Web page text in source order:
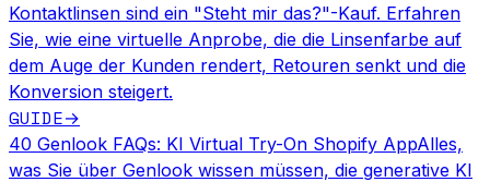
Kontaktlinsen sind ein "Steht mir das?"-Kauf. Erfahren
Sie, wie eine virtuelle Anprobe, die die Linsenfarbe auf
dem Auge der Kunden rendert, Retouren senkt und die
Konversion steigert.
GUIDE→
40 Genlook FAQs: KI Virtual Try-On Shopify AppAlles,
was Sie über Genlook wissen müssen, die generative KI